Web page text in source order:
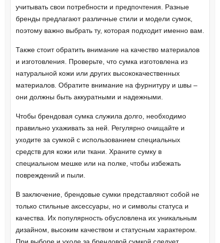
учитывать свои потребности и предпочтения. Разные
бренды предлагают различные стили и модели сумок,
поэтому важно выбрать ту, которая подходит именно вам.
Также стоит обратить внимание на качество материалов
и изготовления. Проверьте, что сумка изготовлена из
натуральной кожи или других высококачественных
материалов. Обратите внимание на фурнитуру и швы –
они должны быть аккуратными и надежными.
Чтобы брендовая сумка служила долго, необходимо
правильно ухаживать за ней. Регулярно очищайте и
уходите за сумкой с использованием специальных
средств для кожи или ткани. Храните сумку в
специальном мешке или на полке, чтобы избежать
повреждений и пыли.
В заключение, брендовые сумки представляют собой не
только стильные аксессуары, но и символы статуса и
качества. Их популярность обусловлена их уникальным
дизайном, высоким качеством и статусным характером.